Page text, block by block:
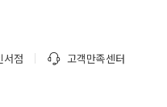
서점 고객만족센터